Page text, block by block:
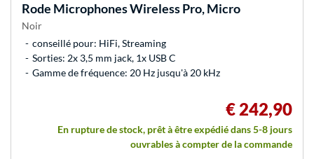
Rode MicrophonesWireless Pro, Micro
Noir
conseillé pour: HiFi, Streaming
Sorties: 2x 3,5 mm jack, 1x USB C
Gamme de fréquence: 20 Hz jusqu'à 20 kHz
€ 242,90
En rupture de stock, prêt à être expédié dans 5-8 jours
ouvrables à compter de la commande